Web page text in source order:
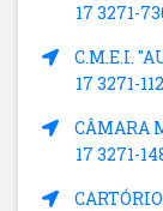
17 3271-
C.M.E.I.
17 3271-
CÂMARA
17 3271-